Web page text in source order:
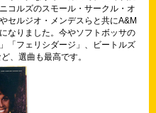
コルズのスモール・サークル・オ
セルジオ・メンデスらと共にA&M
なりました。今やソフトボッサの
「フェリシダージ」、ビートルズ
、選曲も最高です。